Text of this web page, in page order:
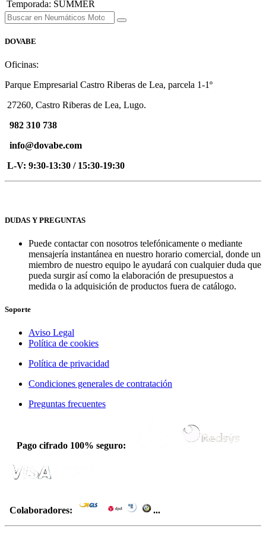
Temporada: SUMMER
DOVABE
Oficinas:
Parque Empresarial Castro Riberas de Lea, parcela 1-1º
27260, Castro Riberas de Lea, Lugo.
982 310 738
info@dovabe.com
L-V: 9:30-13:30 / 15:30-19:30
DUDAS Y PREGUNTAS
Puede contactar con nosotros telefónicamente o mediante
mensajería instantánea en nuestro horario comercial, donde un
miembro de nuestro equipo le ayudará con cualquier duda que
pueda surgir así como la elaboración de presupuestos a
medida o la adquisición de productos fuera de catálogo.
Soporte
Aviso Legal
Política de cookies
Política de privacidad
Condiciones generales de contratación
Preguntas frecuentes
Pago cifrado 100% seguro:
Colaboradores: ...